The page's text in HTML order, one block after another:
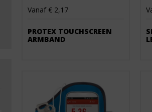
Vanaf € 2,17
PROTEX TOUCHSCREEN
ARMBAND